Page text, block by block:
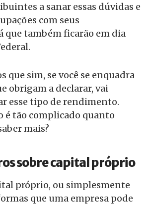
a sanar essas dúvidas e
com seus
que também ficarão em dia
que sim, se você se enquadra
obrigam a declarar, vai
esse tipo de rendimento.
é tão complicado quanto
mais?
sobre capital próprio
próprio, ou simplesmente
que uma empresa pode